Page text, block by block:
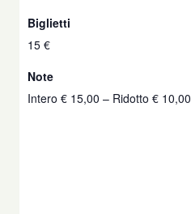
Biglietti
15 €
Note
Intero € 15,00 – Ridotto € 10,00